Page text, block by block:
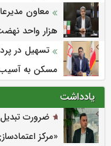
هزار واحد
مسکن به
یادداشت
ضرورت تبدیل
«مرکز